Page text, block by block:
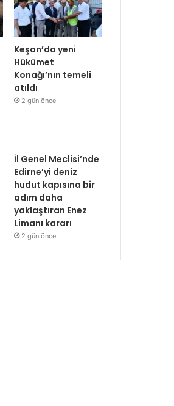
Keşan’da yeni
Hükümet
Konağı’nın temeli
atıldı
2 gün önce
İl Genel Meclisi’nde
Edirne’yi deniz
hudut kapısına bir
adım daha
yaklaştıran Enez
Limanı kararı
2 gün önce